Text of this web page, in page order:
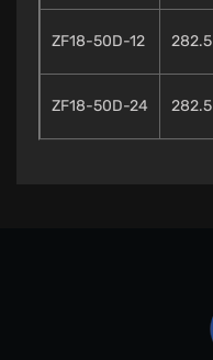
ZF18-50D-12 282.5
ZF18-50D-24 282.5